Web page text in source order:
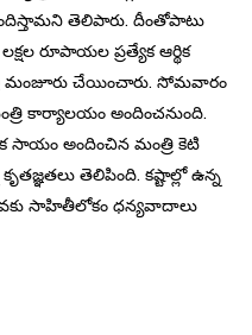
తెలిపారు. దీంతోపాటు
రూపాయల ప్రత్యేక ఆర్థిక
మంజూరు చేయించారు. సోమవారం
కార్యాలయం అందించనుంది.
సాయం అందించిన మంత్రి కెటి
తెలిపింది. కష్టాల్లో ఉన్న
సాహితీలోకం ధన్యవాదాలు